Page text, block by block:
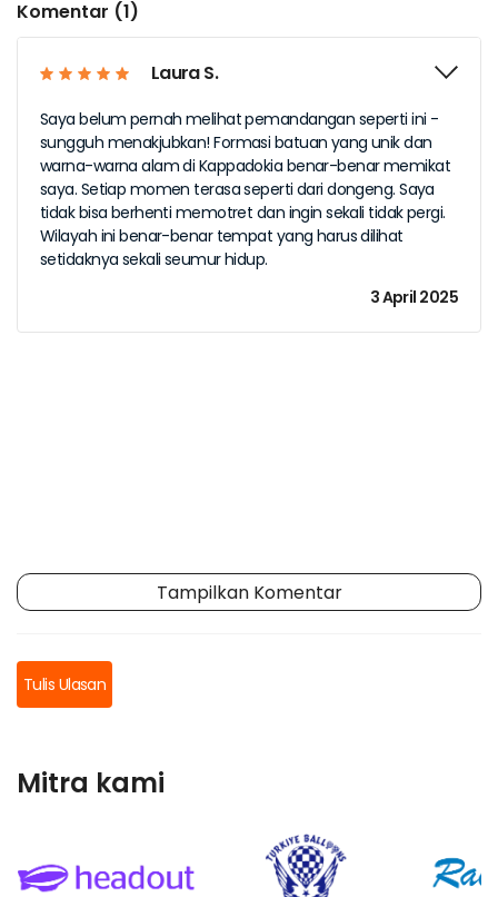
Komentar (1)
Laura S.
Saya belum pernah melihat pemandangan seperti ini -
sungguh menakjubkan! Formasi batuan yang unik dan
warna-warna alam di Kappadokia benar-benar memikat
saya. Setiap momen terasa seperti dari dongeng. Saya
tidak bisa berhenti memotret dan ingin sekali tidak pergi.
Wilayah ini benar-benar tempat yang harus dilihat
setidaknya sekali seumur hidup.
3 April 2025
Tampilkan Komentar
Tulis Ulasan
Mitra kami